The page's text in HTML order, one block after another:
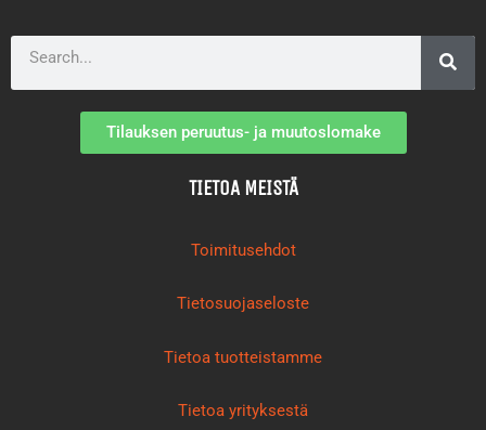
Tilauksen peruutus- ja muutoslomake
TIETOA MEISTÄ
Toimitusehdot
Tietosuojaseloste
Tietoa tuotteistamme
Tietoa yrityksestä